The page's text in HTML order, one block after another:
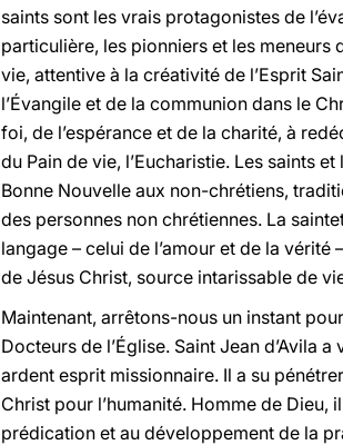
saints sont les vrais protagonistes de
particulière, les pionniers et les meneurs
vie, attentive à la créativité de l’Esprit
l’Évangile et de la communion dans le
foi, de l’espérance et de la charité, à
du Pain de vie, l’Eucharistie. Les saints
Bonne Nouvelle aux non-chrétiens,
des personnes non chrétiennes. La
langage – celui de l’amour et de la
de Jésus Christ, source intarissable de
Maintenant, arrêtons-nous un instant
Docteurs de l’Église. Saint Jean d’Avila a
ardent esprit missionnaire. Il a su
Christ pour l’humanité. Homme de Dieu,
prédication et au développement de la